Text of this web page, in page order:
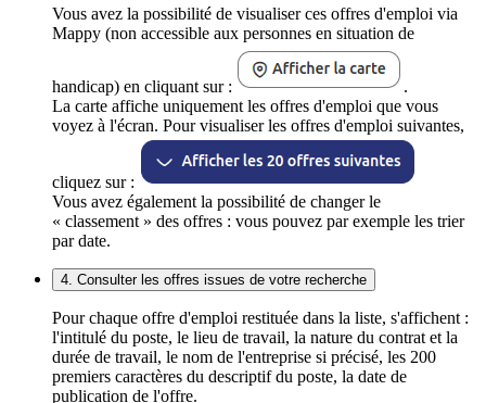
Vous avez la possibilité de visualiser ces offres d'emploi via
Mappy (non accessible aux personnes en situation de
handicap) en cliquant sur :
.
La carte affiche uniquement les offres d'emploi que vous
voyez à l'écran. Pour visualiser les offres d'emploi suivantes,
cliquez sur :
Vous avez également la possibilité de changer le
« classement » des offres : vous pouvez par exemple les trier
par date.
4. Consulter les offres issues de votre recherche
Pour chaque offre d'emploi restituée dans la liste, s'affichent :
l'intitulé du poste, le lieu de travail, la nature du contrat et la
durée de travail, le nom de l'entreprise si précisé, les 200
premiers caractères du descriptif du poste, la date de
publication de l'offre.